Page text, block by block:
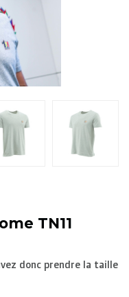
TN11
donc prendre la taille